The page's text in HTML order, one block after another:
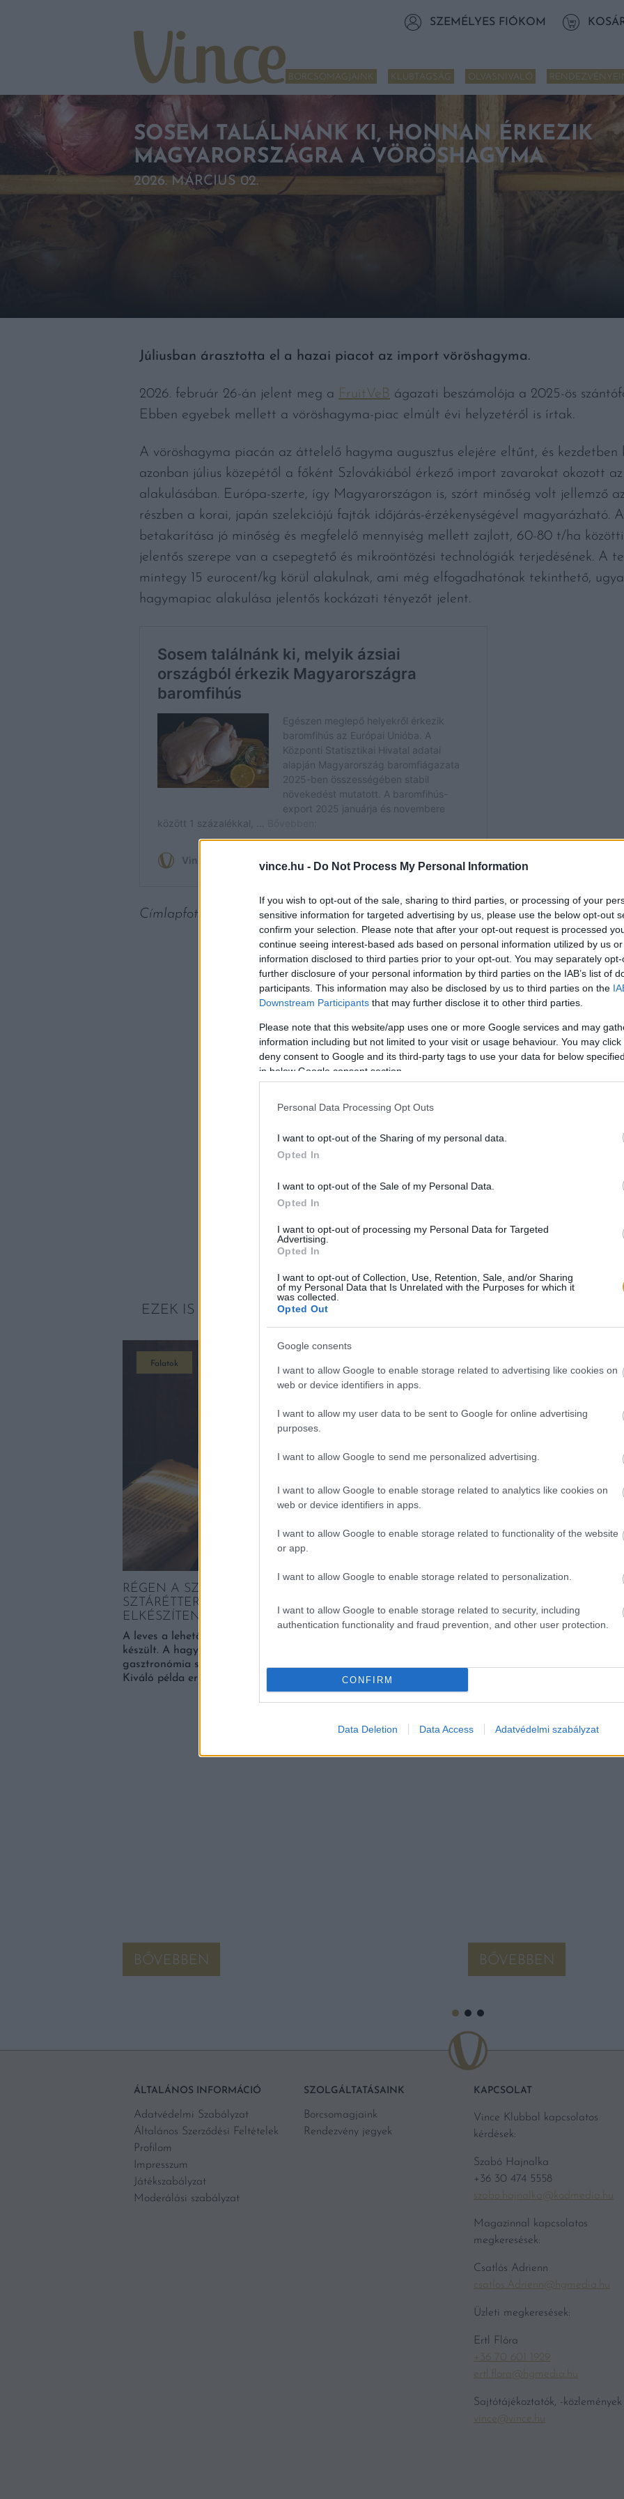
vince.hu - Do Not Process My Personal Information
If you wish to opt-out of the sale, sharing to third parties, or processing of your
sensitive information for targeted advertising by us, please use the below opt-out
confirm your selection. Please note that after your opt-out request is processed
continue seeing interest-based ads based on personal information utilized by us
information disclosed to third parties prior to your opt-out. You may separately
further disclosure of your personal information by third parties on the IAB’s list of
participants. This information may also be disclosed by us to third parties on the
Downstream Participants that may further disclose it to other third parties.
Please note that this website/app uses one or more Google services and may
information including but not limited to your visit or usage behaviour. You may
deny consent to Google and its third-party tags to use your data for below
in below Google consent section.
Personal Data Processing Opt Outs
I want to opt-out of the Sharing of my personal data.
Opted In
I want to opt-out of the Sale of my Personal Data.
Opted In
I want to opt-out of processing my Personal Data for Targeted
Advertising.
Opted In
I want to opt-out of Collection, Use, Retention, Sale, and/or Sharing
of my Personal Data that Is Unrelated with the Purposes for which it
was collected.
Opted Out
Google consents
I want to allow Google to enable storage related to advertising like cookies on
web or device identifiers in apps.
I want to allow my user data to be sent to Google for online advertising
purposes.
I want to allow Google to send me personalized advertising.
I want to allow Google to enable storage related to analytics like cookies on
web or device identifiers in apps.
I want to allow Google to enable storage related to functionality of the website
or app.
I want to allow Google to enable storage related to personalization.
I want to allow Google to enable storage related to security, including
authentication functionality and fraud prevention, and other user protection.
CONFIRM
Data Deletion Data Access Adatvédelmi szabályzat
SZEMÉLYES FIÓKOM
BORCSOMAGJAINK KLUBTAGSÁG OLVASNIVALÓ
SOSEM TALÁLNÁNK KI, HONNAN ÉRKEZIK
MAGYARORSZÁGRA A VÖRÖSHAGYMA
2026. MÁRCIUS 02.
Júliusban árasztotta el a hazai piacot az import vöröshagyma.
2026. február 26-án jelent meg a FruitVeB ágazati beszámolója a 2025-ös
Ebben egyebek mellett a vöröshagyma-piac elmúlt évi helyzetéről is írtak.
A vöröshagyma piacán az áttelelő hagyma augusztus elejére eltűnt, és kezdetben
azonban július közepétől a főként Szlovákiából érkező import zavarokat okozott
alakulásában. Európa-szerte, így Magyarországon is, szórt minőség volt jellemző
részben a korai, japán szelekciójú fajták időjárás-érzékenységével magyarázható.
betakarítása jó minőség és megfelelő mennyiség mellett zajlott, 60-80 t/ha
jelentős szerepe van a csepegtető és mikroöntözési technológiák terjedésének. A
mintegy 15 eurocent/kg körül alakulnak, ami még elfogadhatónak tekinthető,
hagymapiac alakulása jelentős kockázati tényezőt jelent.
Címlapfotó: Nick Fewings / Unsplash
EZEK IS ÉRDEKELHETNEK
Falatok
RÉGEN A SZEGÉNYEK LEVESE VOLT, MA
SZTÁRÉTTERMEK KÍNÁLJÁK, DE OTTHON IS KÖNNYŰ
ELKÉSZÍTENI
A leves a lehető legolcsóbb alapanyagokból, gyakran maradékokból
készült. A hagyományokhoz való visszanyúlás a modern
gasztronómia szerves része. Nincs ez másként Olaszországban sem.
Kiváló példa erre az aquacotta. Ezt a […]
BŐVEBBEN
A LEGRÉGEBBI
Egészen különleges
november elején. Különleges
budapesti VIRTU Étterem. 19
BŐVEBBEN
ÁLTALÁNOS INFORMÁCIÓ
Adatvédelmi Szabályzat
Általános Szerződési Feltételek
Profilom
Impresszum
Játékszabályzat
Moderálási szabályzat
SZOLGÁLTATÁSAINK
Borcsomagjaink
Rendezvény jegyek
KAPCSOLAT
Vince Klubbal kapcsolatos
kérdések:
Szabó Hajnalka
+36 30 474 5558
szabo.hajnalka@kodmedia.hu
Magazinnal kapcsolatos
megkeresések:
Csatlós Adrienn
csatlos.Adrienn@hgmedia.hu
Üzleti megkeresések:
Ertl Flóra
+36 70 601 1929
ertl.flora@hgmedia.hu
Sajtótájékoztatók, -közlemények
vince@vince.hu